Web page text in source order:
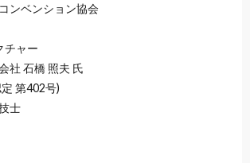
ンベンション協会
チャー
社 石橋 照夫 氏
第402号)
士